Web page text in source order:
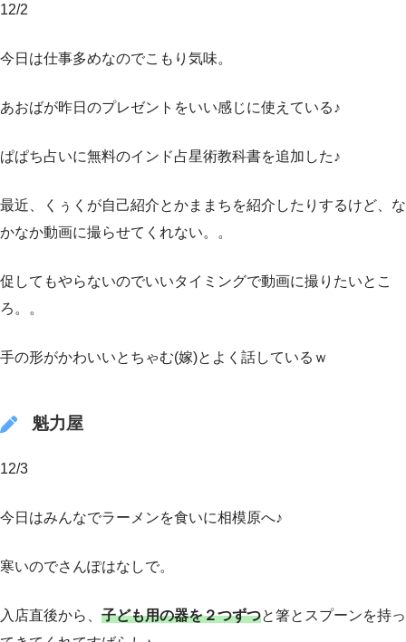
12/2
今日は仕事多めなのでこもり気味。
あおばが昨日のプレゼントをいい感じに使えている♪
ぱぱち占いに無料のインド占星術教科書を追加した♪
最近、くぅくが自己紹介とかままちを紹介したりするけど、な
かなか動画に撮らせてくれない。。
促してもやらないのでいいタイミングで動画に撮りたいとこ
ろ。。
手の形がかわいいとちゃむ(嫁)とよく話しているｗ
魁力屋
12/3
今日はみんなでラーメンを食いに相模原へ♪
寒いのでさんぽはなしで。
入店直後から、 子ども用の器を２つずつと箸とスプーンを持っ